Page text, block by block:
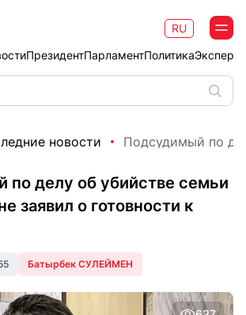
ПрезидентПарламентПолитика
RU
новости Подсудимый по
по делу об убийстве семьи
заявил о готовности к
Батырбек СУЛЕЙМЕН